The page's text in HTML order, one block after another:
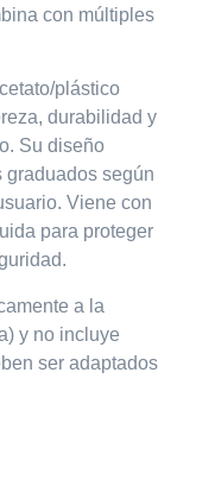
con múltiples
plástico
durabilidad y
Su diseño
graduados según
Viene con
para proteger
a la
y no incluye
ser adaptados